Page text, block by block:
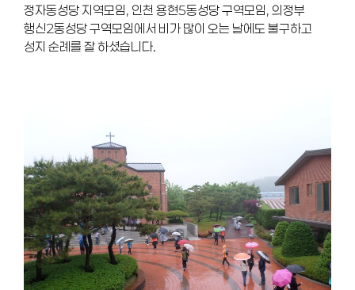
정자동성당 지역모임, 인천 용현5동성당 구역모임, 의정부
행신2동성당 구역모임에서 비가 많이 오는 날에도 불구하고
성지 순례를 잘 하셨습니다.